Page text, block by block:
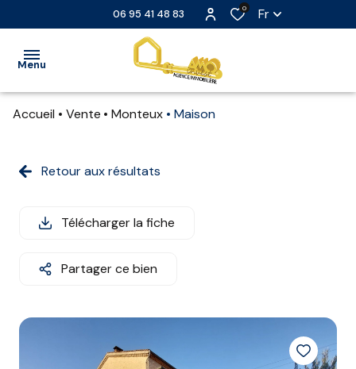
06 95 41 48 83 0 Fr
Menu
VENTE
LOCATION
NOS
PARTENAIRES
Accueil Vente Monteux Maison
Retour aux résultats
Télécharger la fiche
Partager ce bien